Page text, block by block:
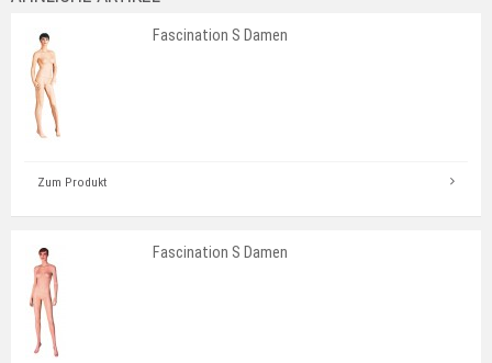
Fascination S Damen
Zum Produkt
Fascination S Damen